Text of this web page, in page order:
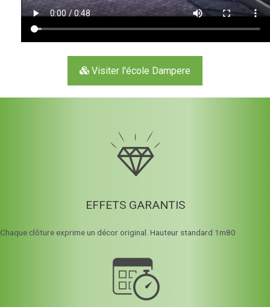
Visiter l'école Dampere
EFFETS GARANTIS
Chaque clôture exprime un décor original. Hauteur standard 1m80